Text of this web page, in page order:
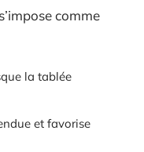
comme
la tablée
et favorise